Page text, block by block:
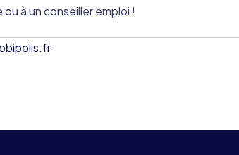
ou à un conseiller emploi !